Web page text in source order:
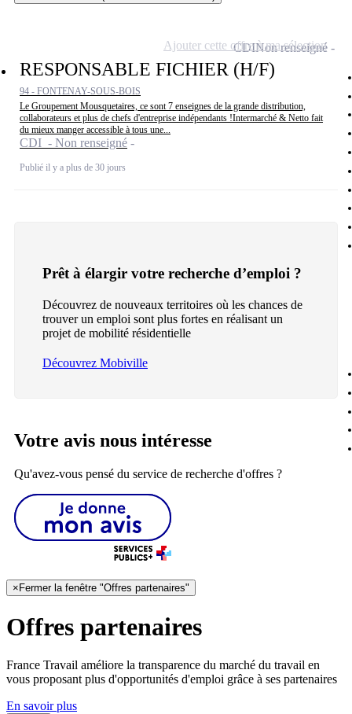
RESPONSABLE FICHIER (H/F)
94 - FONTENAY-SOUS-BOIS
Le Groupement Mousquetaires, ce sont 7 enseignes de la grande distribution,
collaborateurs et plus de chefs d'entreprise indépendants !Intermarché & Netto fait
du mieux manger accessible à tous une...
CDI - Non renseigné
Publié il y a plus de 30 jours
CDINon renseigné
Ajouter cette offre à ma sélection
Prêt à élargir votre recherche d’emploi ?
Découvrez de nouveaux territoires où les chances de
trouver un emploi sont plus fortes en réalisant un
projet de mobilité résidentielle
Découvrez Mobiville
Votre avis nous intéresse
Qu'avez-vous pensé du service de recherche d'offres ?
×Fermer la fenêtre "Offres partenaires"
Offres partenaires
France Travail améliore la transparence du marché du travail en
vous proposant plus d'opportunités d'emploi grâce à ses partenaires
En savoir plus